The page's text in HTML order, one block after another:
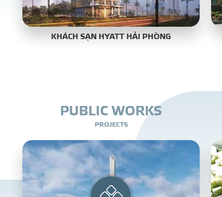
NEWS - EVENTS
CONTACT -
KHÁCH SẠN HYATT HẢI PHÒNG
PUBLIC WORKS
PROJECTS